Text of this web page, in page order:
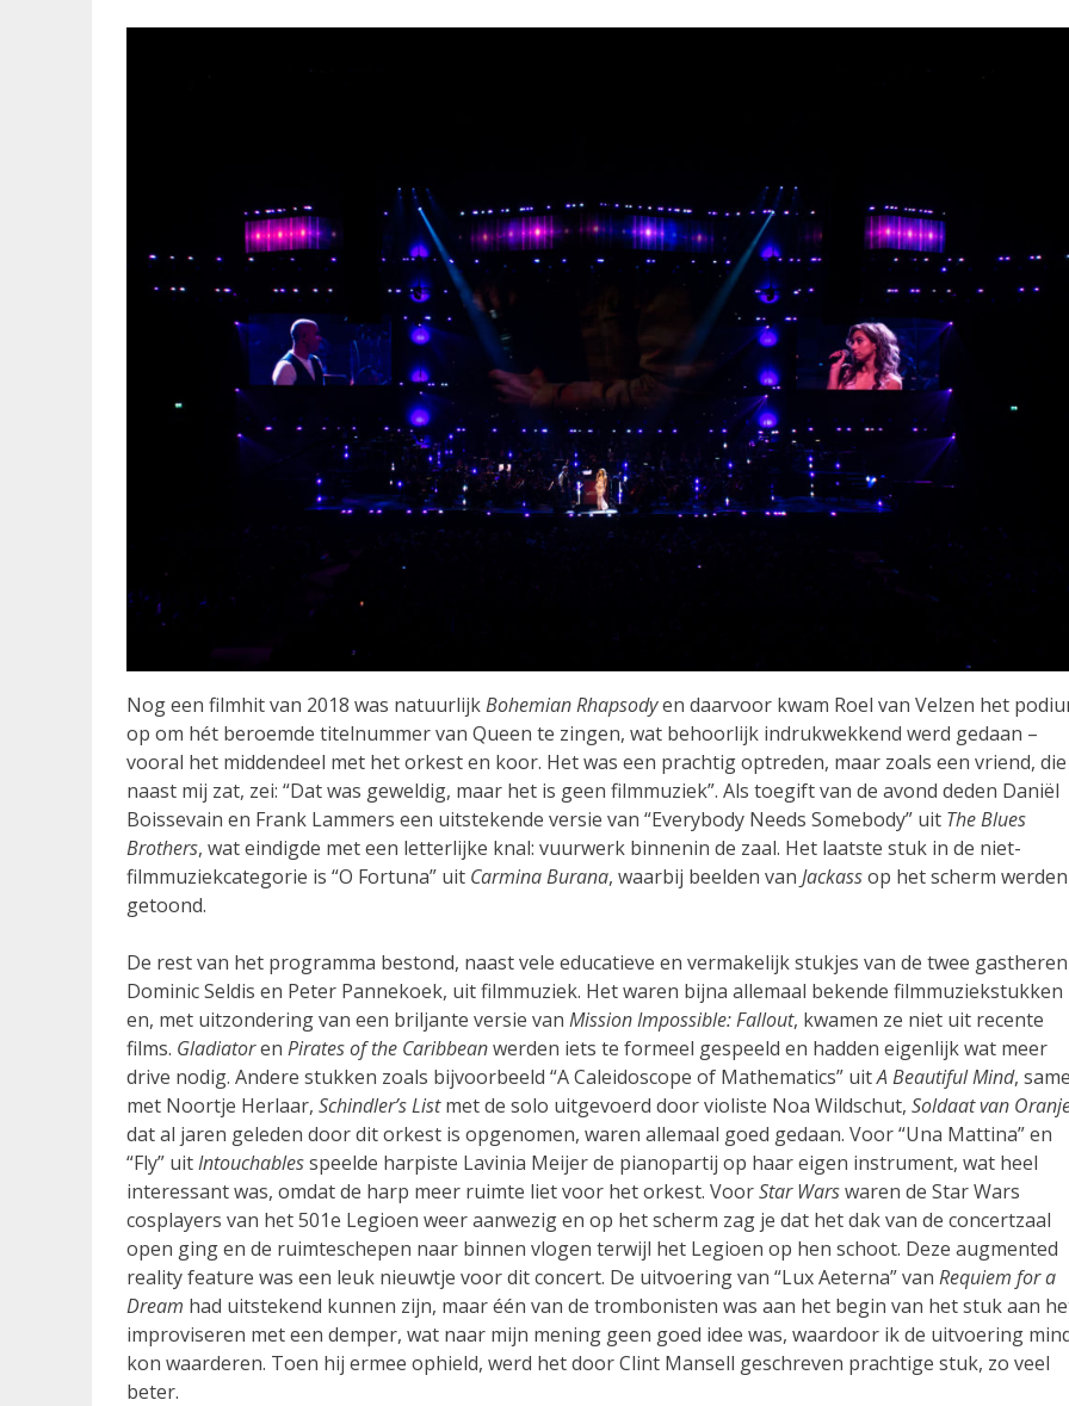
Nog een filmhit van 2018 was natuurlijkBohemian Rhapsodyen daarvoor kwam Roel van Velzen het
op om hét beroemde titelnummer van Queen te zingen, wat behoorlijk indrukwekkend werd gedaan –
vooral het middendeel met het orkest en koor. Het was een prachtig optreden, maar zoals een vriend, die
naast mij zat, zei: “Dat was geweldig, maar het is geen filmmuziek”. Als toegift van de avond deden Daniël
Boissevain en Frank Lammers een uitstekende versie van “Everybody Needs Somebody” uit The Blues
Brothers, wat eindigde met een letterlijke knal: vuurwerk binnenin de zaal. Het laatste stuk in de niet-
filmmuziekcategorie is “O Fortuna” uit Carmina Burana, waarbij beelden van Jackassop het scherm werden
getoond.
De rest van het programma bestond, naast vele educatieve en vermakelijk stukjes van de twee gastheren
Dominic Seldis en Peter Pannekoek, uit filmmuziek. Het waren bijna allemaal bekende filmmuziekstukken
en, met uitzondering van een briljante versie van Mission Impossible: Fallout, kwamen ze niet uit recente
films. Gladiatoren Pirates of the Caribbeanwerden iets te formeel gespeeld en hadden eigenlijk wat meer
drive nodig. Andere stukken zoals bijvoorbeeld “A Caleidoscope of Mathematics” uitA Beautiful Mind,
met Noortje Herlaar, Schindler’s Listmet de solo uitgevoerd door violiste Noa Wildschut, Soldaat van
dat al jaren geleden door dit orkest is opgenomen, waren allemaal goed gedaan. Voor “Una Mattina” en
“Fly” uitIntouchablesspeelde harpiste Lavinia Meijer de pianopartij op haar eigen instrument, wat heel
interessant was, omdat de harp meer ruimte liet voor het orkest. VoorStar Warswaren de Star Wars
cosplayers van het 501e Legioen weer aanwezig en op het scherm zag je dat het dak van de concertzaal
open ging en de ruimteschepen naar binnen vlogen terwijl het Legioen op hen schoot. Deze augmented
reality feature was een leuk nieuwtje voor dit concert. De uitvoering van “Lux Aeterna” van Requiem for a
Dream had uitstekend kunnen zijn, maar één van de trombonisten was aan het begin van het stuk aan
improviseren met een demper, wat naar mijn mening geen goed idee was, waardoor ik de uitvoering
kon waarderen. Toen hij ermee ophield, werd het door Clint Mansell geschreven prachtige stuk, zo veel
beter.